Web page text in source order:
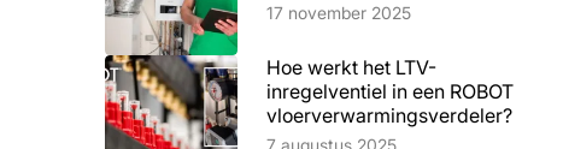
17 november 2025
Hoe werkt het LTV-
inregelventiel in een ROBOT
vloerverwarmingsverdeler?
Lees artikel
7 augustus 2025